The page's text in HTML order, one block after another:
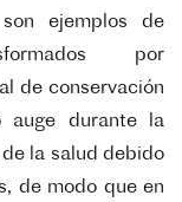
ejemplos de
por
de conservación
auge durante la
la salud debido
de modo que en